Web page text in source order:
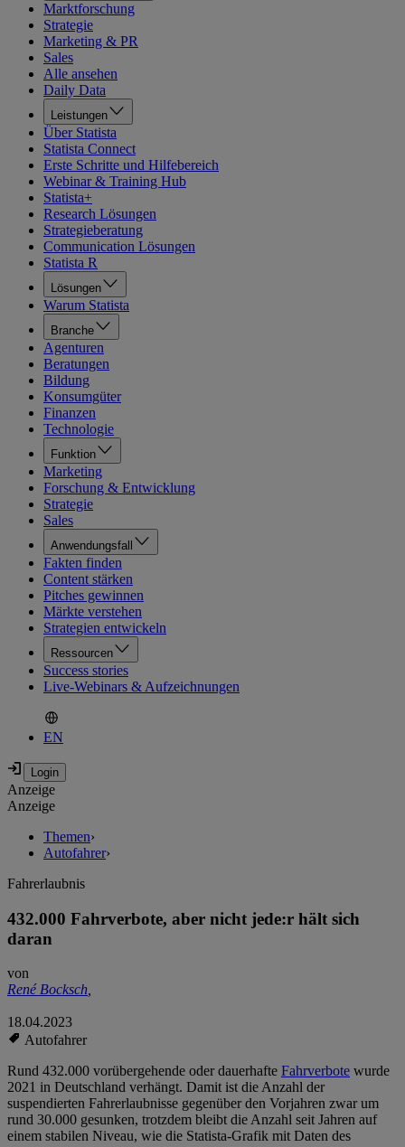
Marktforschung
Strategie
Marketing & PR
Sales
Alle ansehen
Daily Data
Leistungen
Über Statista
Statista Connect
Erste Schritte und Hilfebereich
Webinar & Training Hub
Statista+
Research Lösungen
Strategieberatung
Communication Lösungen
Statista R
Lösungen
Warum Statista
Branche
Agenturen
Beratungen
Bildung
Konsumgüter
Finanzen
Technologie
Funktion
Marketing
Forschung & Entwicklung
Strategie
Sales
Anwendungsfall
Fakten finden
Content stärken
Pitches gewinnen
Märkte verstehen
Strategien entwickeln
Ressourcen
Success stories
Live-Webinars & Aufzeichnungen
EN
Anzeige
Anzeige
Themen›
Autofahrer›
Fahrerlaubnis
432.000 Fahrverbote, aber nicht jede:r hält sich
daran
von
René Bocksch,
18.04.2023
Autofahrer
Rund 432.000 vorübergehende oder dauerhafte Fahrverbote wurde
2021 in Deutschland verhängt. Damit ist die Anzahl der
suspendierten Fahrerlaubnisse gegenüber den Vorjahren zwar um
rund 30.000 gesunken, trotzdem bleibt die Anzahl seit Jahren auf
einem stabilen Niveau, wie die Statista-Grafik mit Daten des